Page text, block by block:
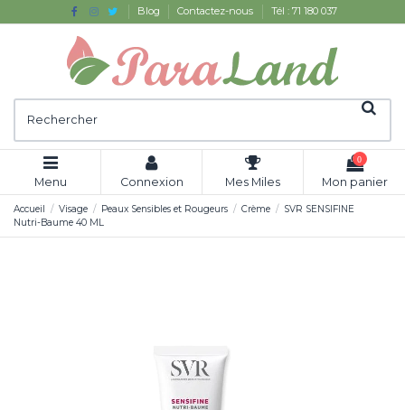
Blog Contactez-nous Tél : 71 180 037
Menu Connexion Mes Miles
0
Mon panier
Accueil Visage Peaux Sensibles et Rougeurs Crème
SVR SENSIFINE
Nutri-Baume 40 ML